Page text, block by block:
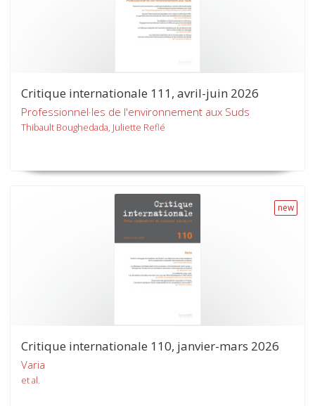
Critique internationale 111, avril-juin 2026
Professionnel·les de l'environnement aux Suds
Thibault Boughedada, Juliette Reflé
new
Critique internationale 110, janvier-mars 2026
Varia
et al.